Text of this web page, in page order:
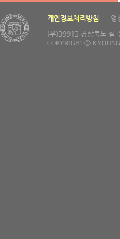
개인정보처리방침 영
(우)39913 경상북도 칠
COPYRIGHTⓒ